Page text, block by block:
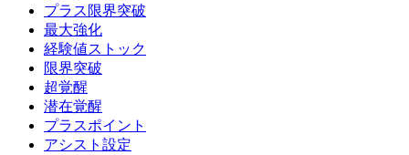
プラス限界突破
最大強化
経験値ストック
限界突破
超覚醒
潜在覚醒
プラスポイント
アシスト設定